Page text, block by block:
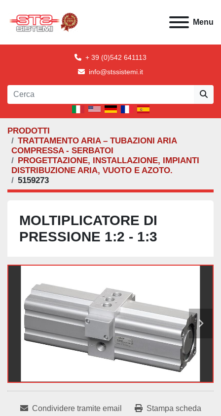
Menu
+ 39 (0)542 641113
info@stssistemi.it
PRODOTTI
TRATTAMENTO ARIA – TUBAZIONI ARIA
COMPRESSA - SERBATOI
PROGETTAZIONE, INSTALLAZIONE, IMPIANTI
DISTRIBUZIONE ARIA, VUOTO E AZOTO.
5159273
MOLTIPLICATORE DI
PRESSIONE 1:2 - 1:3
Condividere tramite email Stampa scheda